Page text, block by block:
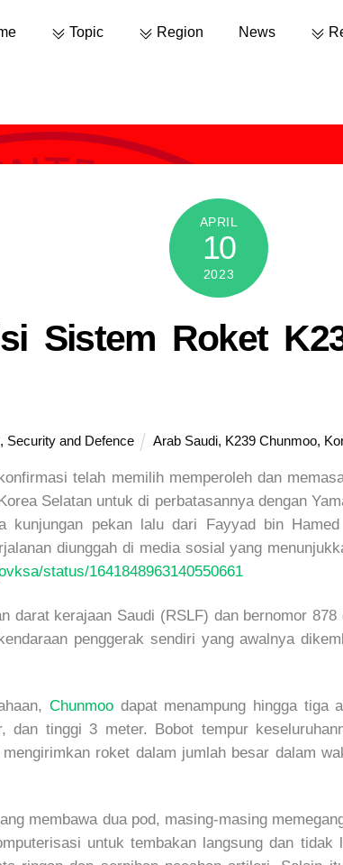
Topic Region News
APRIL
10
2023
Sistem Roket
, Security and Defence Arab Saudi, K239 Chunmoo,
telah memilih memperoleh dan
Selatan untuk di perbatasannya dengan
kunjungan pekan lalu dari Fayyad bin
diunggah di media sosial yang
status/1641848963140550661
darat kerajaan Saudi (RSLF) dan bernomor
penggerak sendiri yang awalnya
Chunmoo dapat menampung hingga tiga
dan tinggi 3 meter. Bobot tempur
roket dalam jumlah besar dalam
membawa dua pod, masing-masing
untuk tembakan langsung dan